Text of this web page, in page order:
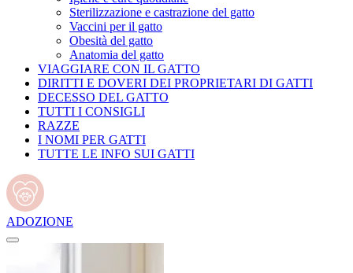
Sterilizzazione e castrazione del gatto
Vaccini per il gatto
Obesità del gatto
Anatomia del gatto
VIAGGIARE CON IL GATTO
DIRITTI E DOVERI DEI PROPRIETARI DI GATTI
DECESSO DEL GATTO
TUTTI I CONSIGLI
RAZZE
I NOMI PER GATTI
TUTTE LE INFO SUI GATTI
ADOZIONE